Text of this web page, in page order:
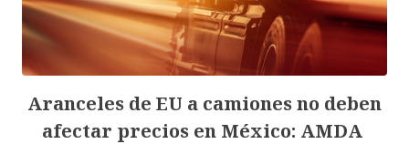
Aranceles de EU a camiones no deben
afectar precios en México: AMDA